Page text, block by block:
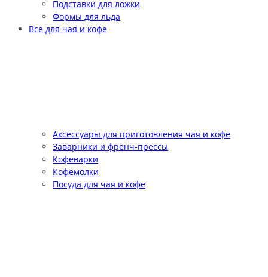
Подставки для ложки
Формы для льда
Все для чая и кофе
Аксессуары для приготовления чая и кофе
Заварники и френч-прессы
Кофеварки
Кофемолки
Посуда для чая и кофе